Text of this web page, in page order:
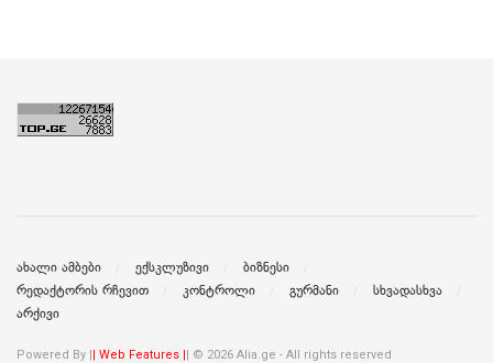
ახალი ამბები ექსკლუზივი
ბიზნესი
რედაქტორის რჩევით
კონტროლი გურმანი
სხვადასხვა
არქივი
Powered By || Web Features || © 2026 Alia.ge - All rights reserved